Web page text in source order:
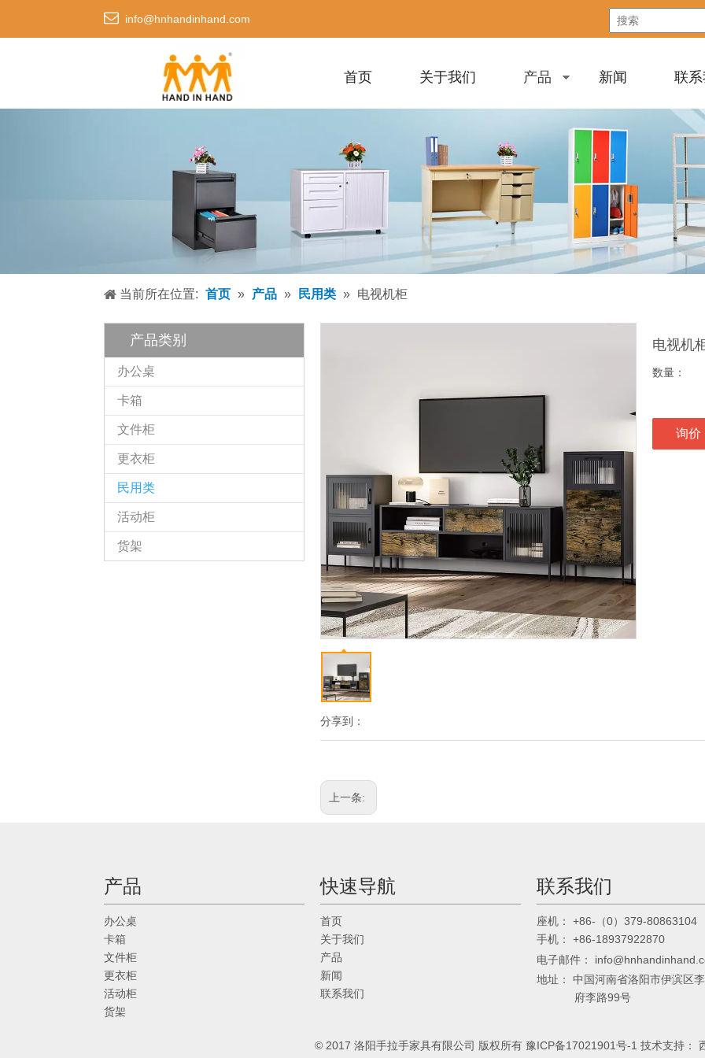
 info@hnhandinhand.com
首页 关于我们 产品 新闻 联
当前所在位置: 首页 » 产品 » 民用类 » 电视机柜
产品类别
办公桌
卡箱
文件柜
更衣柜
民用类
活动柜
货架
分享到：
电视机
数量：
询价
上一条:
产品
办公桌
卡箱
文件柜
更衣柜
活动柜
货架
快速导航
首页
关于我们
产品
新闻
联系我们
联系我们
座机 ： +86-（0）379-80863104
手机 ： +86-18937922870
电子邮件：
地址： 中国河南省洛阳市伊滨区
府李路99号
© 2017 洛阳手拉手家具有限公司 版权所有 豫ICP备17021901号-1 技术支持：